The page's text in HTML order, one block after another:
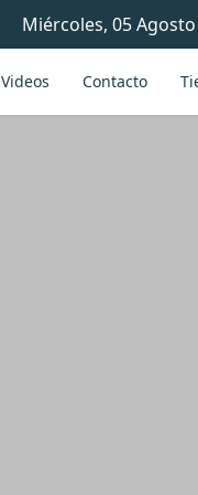
Miércoles, 05
Videos Contacto